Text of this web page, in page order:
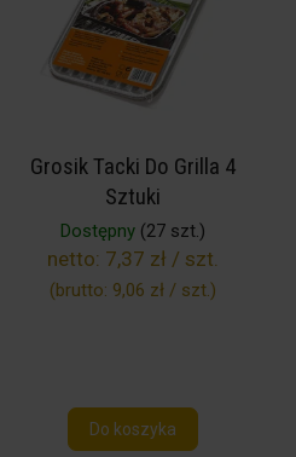
Grosik Tacki Do Grilla 4
Sztuki
Dostępny(27 szt.)
netto: 7,37 zł / szt.
(brutto: 9,06 zł / szt.)
Do koszyka